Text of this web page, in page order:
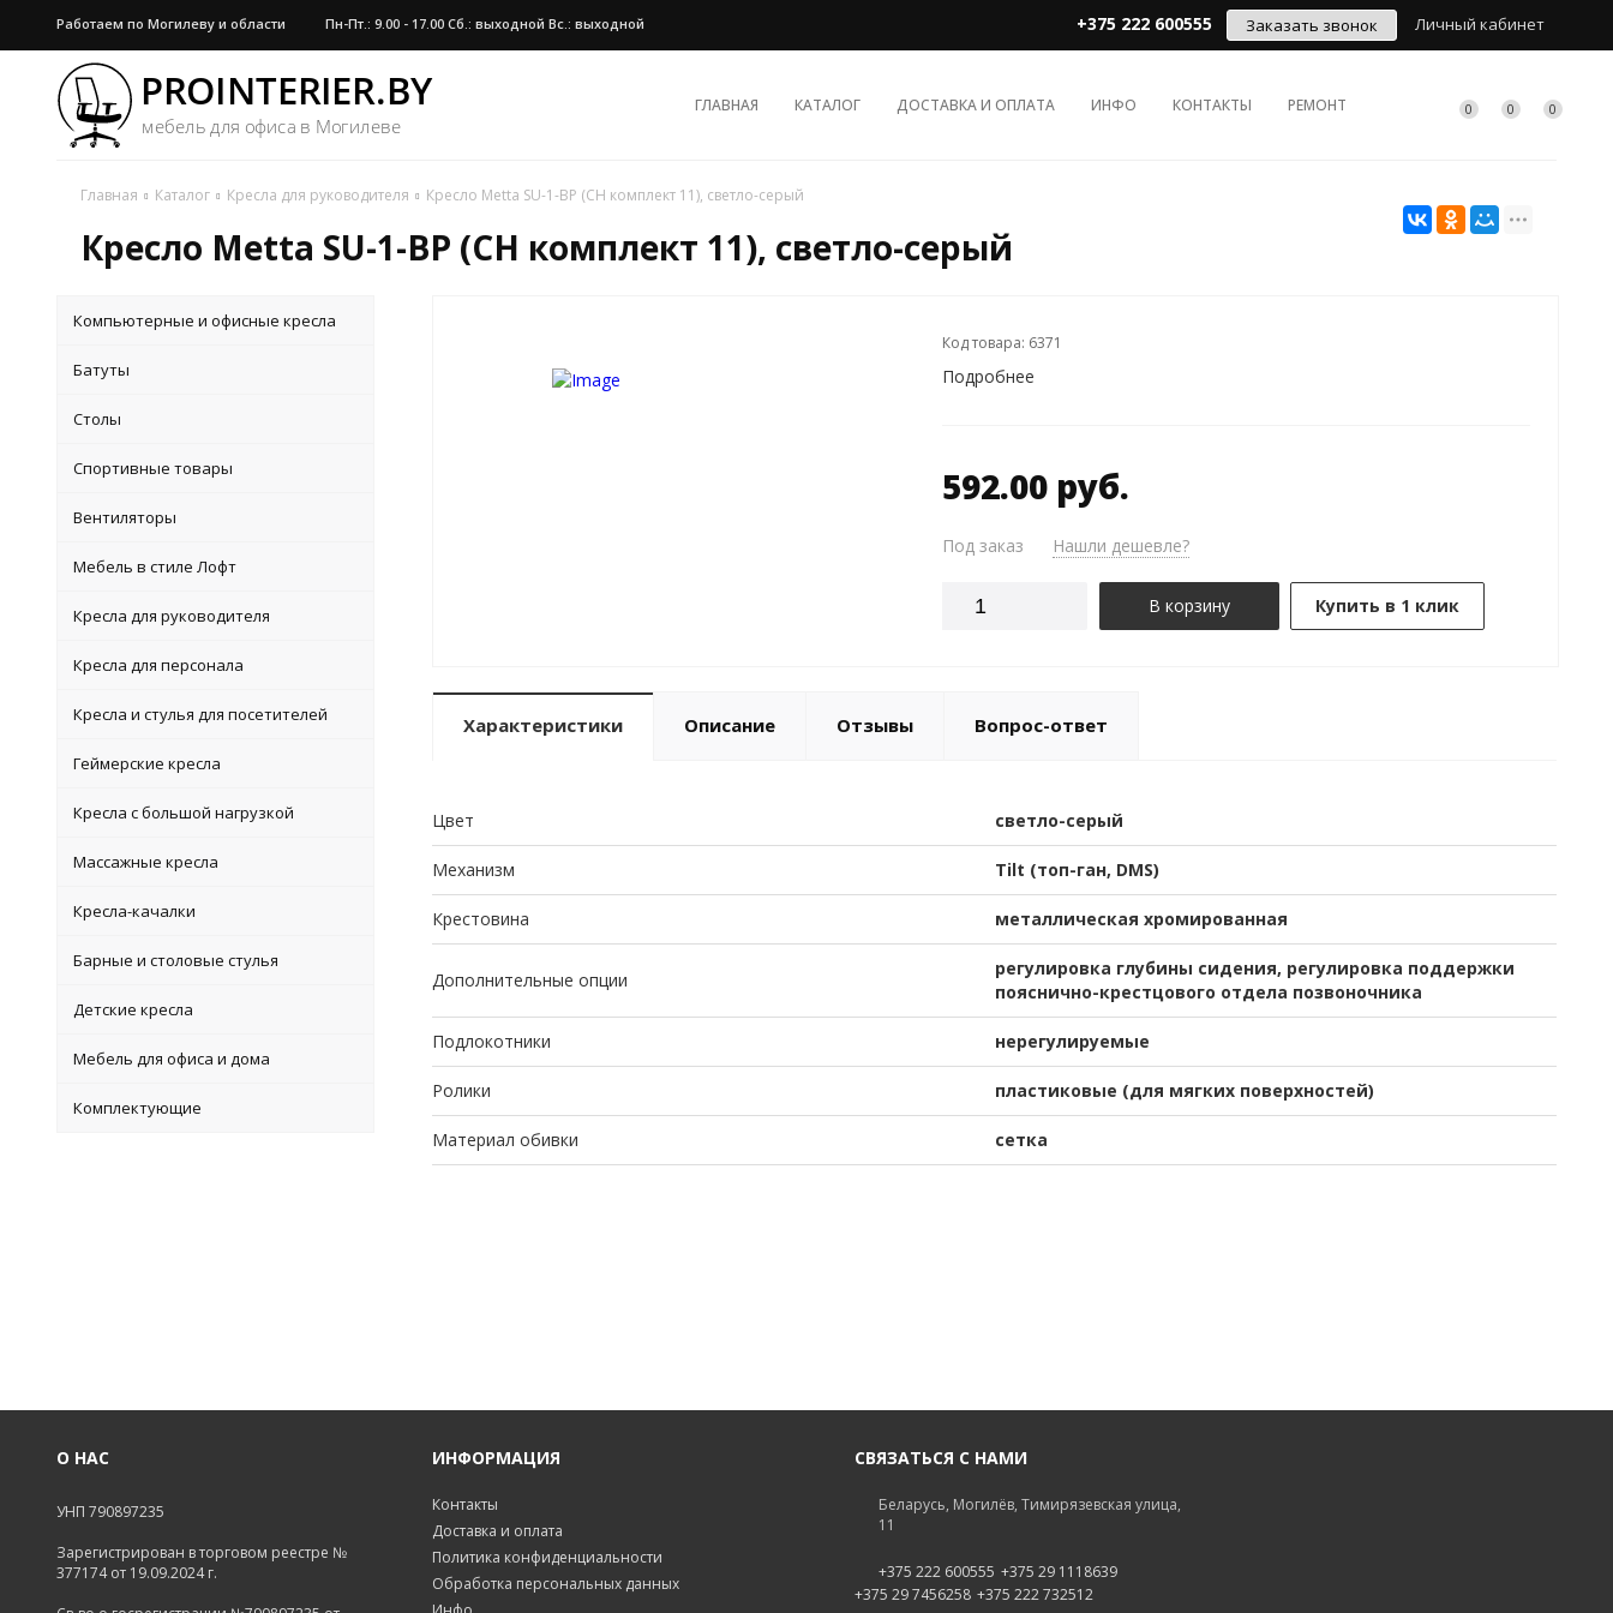
Работаем по Могилеву и области Пн-Пт.: 9.00 - 17.00 Сб.: выходной Вс.: выходной Личный кабинет
Заказать звонок
+375 222 600555
ГЛАВНАЯ КАТАЛОГ ДОСТАВКА И ОПЛАТА ИНФО КОНТАКТЫ РЕМОНТ 0 0 0
Главная Каталог Кресла для руководителя Кресло Metta SU-1-BP (CH комплект 11), светло-серый
Кресло Metta SU-1-BP (CH комплект 11), светло-серый
Компьютерные и офисные кресла
Батуты
Столы
Спортивные товары
Вентиляторы
Мебель в стиле Лофт
Кресла для руководителя
Кресла для персонала
Кресла и стулья для посетителей
Геймерские кресла
Кресла с большой нагрузкой
Массажные кресла
Кресла-качалки
Барные и столовые стулья
Детские кресла
Мебель для офиса и дома
Комплектующие
Код товара: 6371
Подробнее
592.00 руб.
Под заказ Нашли дешевле?
В корзину Купить в 1 клик
Характеристики Описание Отзывы Вопрос-ответ
Цвет светло-серый
Механизм Tilt (топ-ган, DMS)
Крестовина металлическая хромированная
Дополнительные опции
регулировка глубины сидения, регулировка поддержки
пояснично-крестцового отдела позвоночника
Подлокотники нерегулируемые
Ролики пластиковые (для мягких поверхностей)
Материал обивки сетка
О НАС
УНП 790897235
Зарегистрирован в торговом реестре №
377174 от 19.09.2024 г.
ИНФОРМАЦИЯ
Контакты
Доставка и оплата
Политика конфиденциальности
Обработка персональных данных
СВЯЗАТЬСЯ С НАМИ
Беларусь, Могилёв, Тимирязевская улица,
11
+375 222 600555 +375 29 1118639
+375 29 7456258 +375 222 732512